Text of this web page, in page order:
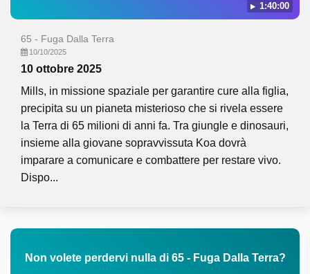
1:40:00
65 - Fuga Dalla Terra
10/10/2025
10 ottobre 2025
Mills, in missione spaziale per garantire cure alla figlia,
precipita su un pianeta misterioso che si rivela essere
la Terra di 65 milioni di anni fa. Tra giungle e dinosauri,
insieme alla giovane sopravvissuta Koa dovrà
imparare a comunicare e combattere per restare vivo.
Dispo...
Non volete perdervi nulla di 65 - Fuga Dalla Terra?